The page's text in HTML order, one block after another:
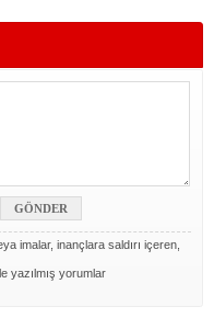
imalar, inançlara saldırı içeren,
yazılmış yorumlar